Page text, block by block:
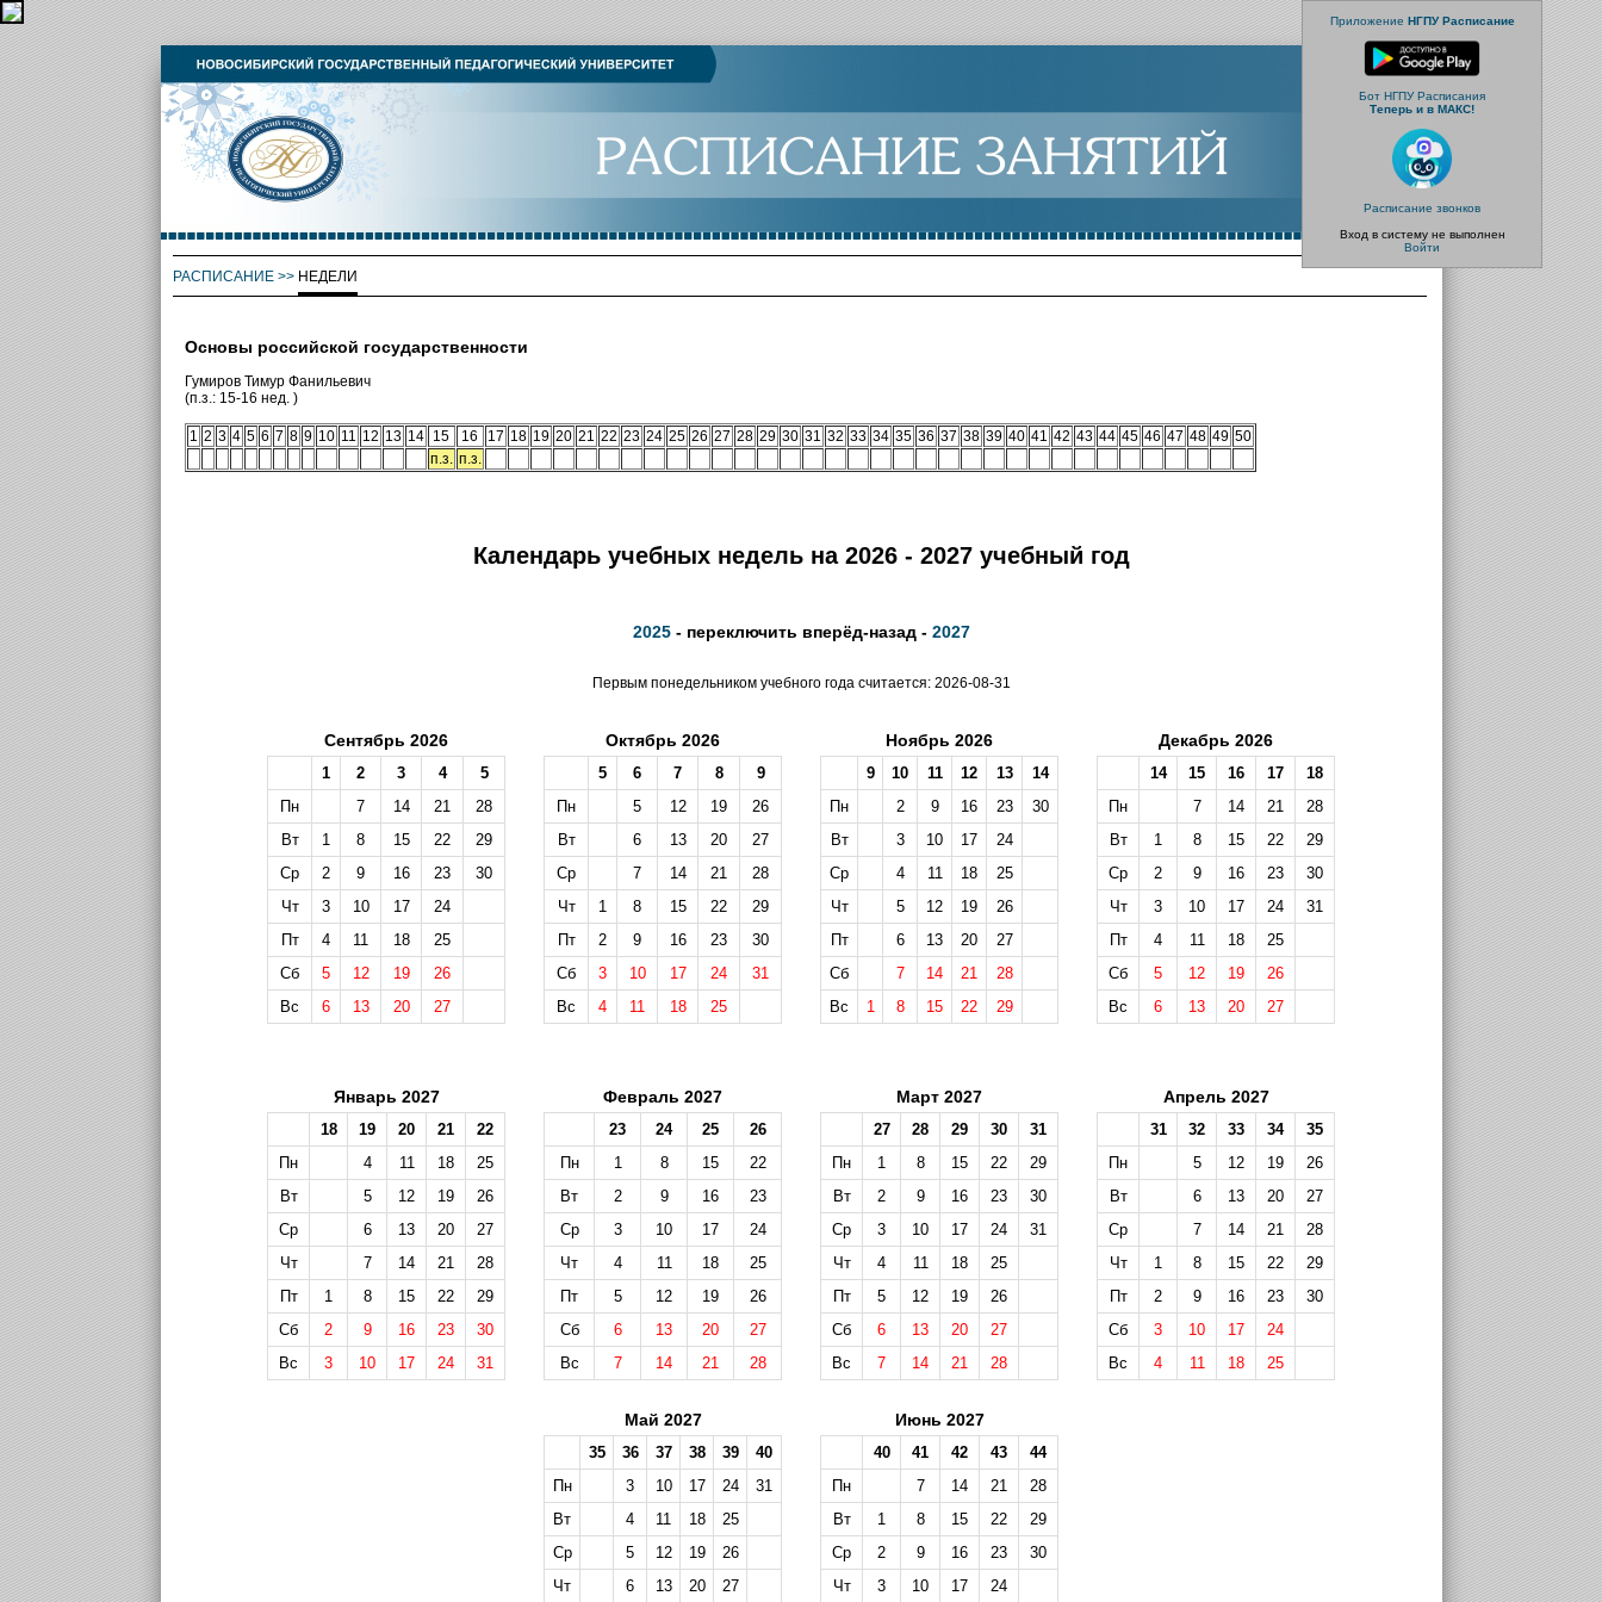
Приложение НГПУ Расписание
Бот НГПУ Расписания
Теперь и в МАКС!
Расписание звонков
Вход в систему не выполнен
Войти
РАСПИСАНИЕ>> НЕДЕЛИ
Основы российской государственности
Гумиров Тимур Фанильевич
(п.з.: 15-16 нед. )
1 2 3 4 5 6 7 8 9 10 11 12 13 14 15 16 17 18 19 20 21 22 23 24 25 26 27 28 29 30 31 32 33 34 35 36 37 38 39 40 41 42 43 44 45 46 47 48 49 50
п.з. п.з.
Календарь учебных недель на 2026 - 2027 учебный год
2025- переключить вперёд-назад - 2027
Первым понедельником учебного года считается: 2026-08-31
Сентябрь 2026
1 2 3 4
5
Пн
7 14 21
28
Вт
1 8 15 22
29
Ср
2 9 16 23
30
Чт
3 10 17
24
Пт
4 11 18
25
Сб
5 12 19
26
Вс
6 13 20 27
Октябрь 2026
5 6 7 8
9
Пн
5 12 19
26
Вт
6 13 20
27
Ср
7 14 21
28
Чт
1 8 15 22
29
Пт
2 9 16 23
30
Сб
3 10 17 24
31
Вс
4 11 18 25
Ноябрь 2026
9 10 11 12 13
14
Пн
2 9 16 23
30
Вт
3 10 17
24
Ср
4 11 18
25
Чт
5 12 19
26
Пт
6 13 20
27
Сб
7 14 21
28
Вс
1 8 15 22 29
Декабрь 2026
14 15 16 17
18
Пн
7 14 21
28
Вт
1 8 15 22
29
Ср
2 9 16 23
30
Чт
3 10 17 24
31
Пт
4 11 18
25
Сб
5 12 19
26
Вс
6 13 20 27
Январь 2027
18 19 20 21
22
Пн
4 11 18
25
Вт
5 12 19
26
Ср
6 13 20
27
Чт
7 14 21
28
Пт
1 8 15 22
29
Сб
2 9 16 23
30
Вс
3 10 17 24 31
Февраль 2027
23 24 25
26
Пн
1 8 15
22
Вт
2 9 16
23
Ср
3 10 17
24
Чт
4 11 18
25
Пт
5 12 19
26
Сб
6 13 20
27
Вс
7 14 21 28
Март 2027
27 28 29 30
31
Пн
1 8 15 22
29
Вт
2 9 16 23
30
Ср
3 10 17 24
31
Чт
4 11 18
25
Пт
5 12 19
26
Сб
6 13 20
27
Вс
7 14 21 28
Апрель 2027
31 32 33 34
35
Пн
5 12 19
26
Вт
6 13 20
27
Ср
7 14 21
28
Чт
1 8 15 22
29
Пт
2 9 16 23
30
Сб
3 10 17
24
Вс
4 11 18 25
Май 2027
35 36 37 38 39
40
Пн
3 10 17 24
31
Вт
4 11 18
25
Ср
5 12 19
26
Чт
6 13 20 27
Июнь 2027
40 41 42 43
44
Пн
7 14 21
28
Вт
1 8 15 22
29
Ср
2 9 16 23
30
Чт
3 10 17 24